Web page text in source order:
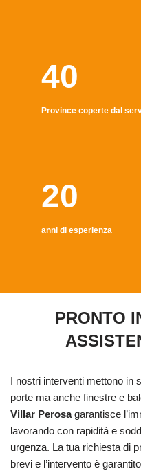
40
Province coperte dal
20
anni di esperienza
PRONTO
I nostri interventi mettono in
porte ma anche finestre e
Villar Perosagarantisce
lavorando con rapidità e
urgenza. La tua richiesta di
brevi e l’intervento è